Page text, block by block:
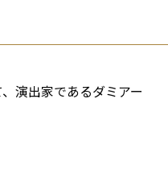
演出家であるダミアー